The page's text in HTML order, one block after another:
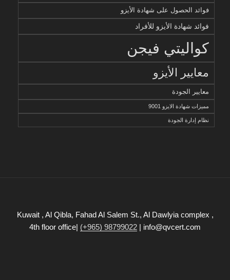
فوائد الحصول على شهادة الأيزو
فوائد شهادة الأيزو للأفراد
كواليتي فيجن
معايير الأيزو
معايير الجودة
مميزات شهادة الايزو 9001
نظام إدارة الجودة
Kuwait , Al Qibla, Fahad Al Salem St., Al Dawlyia complex ,
4th floor office| (+965) 98799022 | info@qvcert.com